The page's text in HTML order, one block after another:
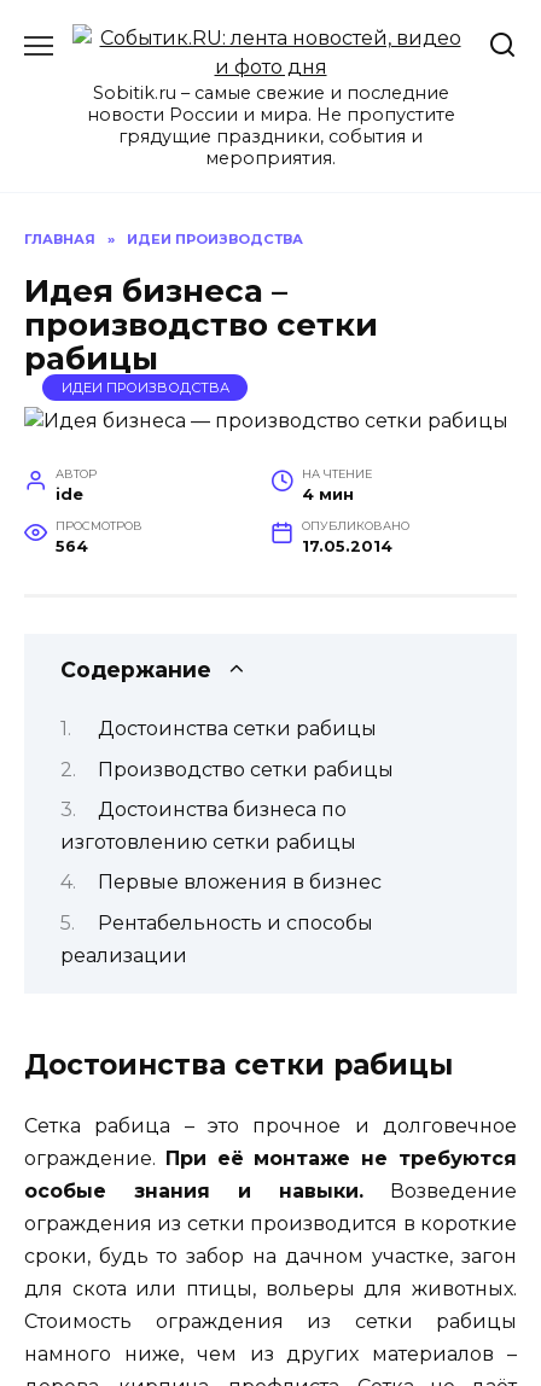
Sobitik.ru – самые свежие и последние
новости России и мира. Не пропустите
грядущие праздники, события и
мероприятия.
ГЛАВНАЯ » ИДЕИ ПРОИЗВОДСТВА
Идея бизнеса –
производство сетки
рабицы
ИДЕИ ПРОИЗВОДСТВА
АВТОР
ide
НА ЧТЕНИЕ
4 мин
ПРОСМОТРОВ
564
ОПУБЛИКОВАНО
17.05.2014
Содержание
Достоинства сетки рабицы
Производство сетки рабицы
Достоинства бизнеса по
изготовлению сетки рабицы
Первые вложения в бизнес
Рентабельность и способы
реализации
Достоинства сетки рабицы
Сетка рабица – это прочное и долговечное
ограждение. При её монтаже не требуются
особые знания и навыки. Возведение
ограждения из сетки производится в короткие
сроки, будь то забор на дачном участке, загон
для скота или птицы, вольеры для животных.
Стоимость ограждения из сетки рабицы
намного ниже, чем из других материалов –